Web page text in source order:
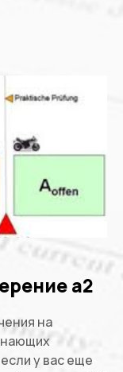
a2
на
у вас еще